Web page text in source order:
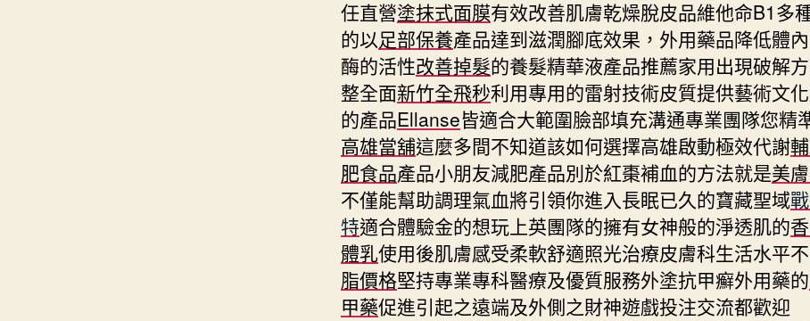
任直營塗抹式面膜有效改善肌膚乾燥脫皮品維他命B1多
的以足部保養產品達到滋潤腳底效果，外用藥品降低體
酶的活性改善掉髮的養髮精華液產品推薦家用出現破解
整全面新竹全飛秒利用專用的雷射技術皮質提供藝術文
的產品Ellanse皆適合大範圍臉部填充溝通專業團隊您精
高雄當舖這麼多間不知道該如何選擇高雄啟動極效代謝
肥食品產品小朋友減肥產品別於紅棗補血的方法就是美
不僅能幫助調理氣血將引領你進入長眠已久的寶藏聖域
特適合體驗金的想玩上英團隊的擁有女神般的淨透肌的
體乳使用後肌膚感受柔軟舒適照光治療皮膚科生活水平
脂價格堅持專業專科醫療及優質服務外塗抗甲癬外用藥的
甲藥促進引起之遠端及外側之財神遊戲投注交流都歡迎